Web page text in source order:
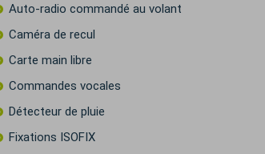
Auto-radio commandé au volant
Caméra de recul
Carte main libre
Commandes vocales
Détecteur de pluie
Fixations ISOFIX